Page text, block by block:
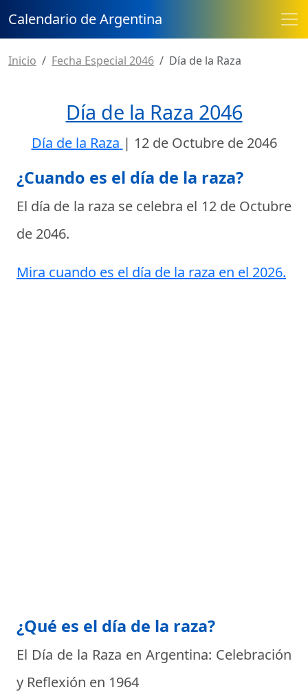
Calendario de Argentina
Inicio Fecha Especial 2046 Día de la Raza
Día de la Raza 2046
Día de la Raza | 12 de Octubre de 2046
¿Cuando es el día de la raza?
El día de la raza se celebra el 12 de Octubre
de 2046.
Mira cuando es el día de la raza en el 2026.
¿Qué es el día de la raza?
El Día de la Raza en Argentina: Celebración
y Reflexión en 1964